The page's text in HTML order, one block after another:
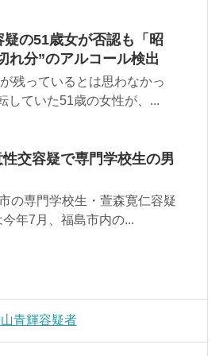
疑の51歳女が否認も「昭
れ分”のアルコール検出
残っているとは思わなかっ
していた51歳の女性が、...
交容疑で専門学校生の男
の専門学校生・萱森寛仁容疑
年7月、福島市内の...
青輝容疑者